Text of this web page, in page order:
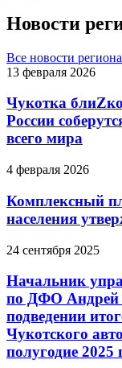
Новости
Все новости региона
13 февраля 2026
Чукотка
России
всего мира
4 февраля 2026
Комплексный
населения
24 сентября 2025
Начальник
по ДФО Андрей
подведении
Чукотского
полугодие 2025